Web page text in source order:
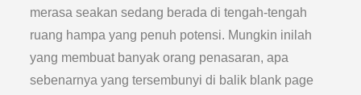
merasa seakan sedang berada di tengah-tengah
ruang hampa yang penuh potensi. Mungkin inilah
yang membuat banyak orang penasaran, apa
sebenarnya yang tersembunyi di balik blank page